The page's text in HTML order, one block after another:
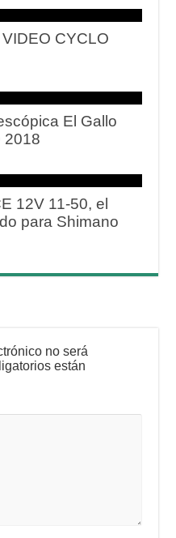
CYCLO
El Gallo
2018
12V 11-50, el
para Shimano
no será
están